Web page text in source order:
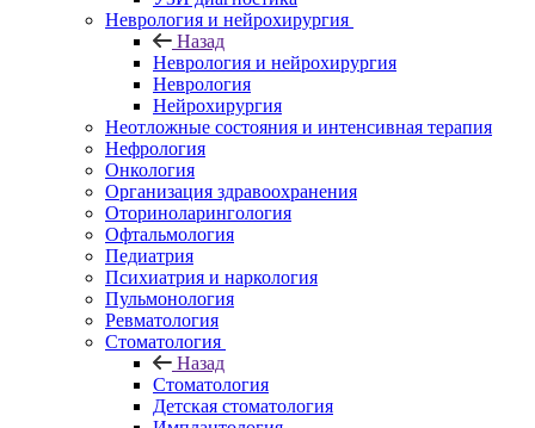
Неврология и нейрохирургия
Назад
Неврология и нейрохирургия
Неврология
Нейрохирургия
Неотложные состояния и интенсивная терапия
Нефрология
Онкология
Организация здравоохранения
Оториноларингология
Офтальмология
Педиатрия
Психиатрия и наркология
Пульмонология
Ревматология
Стоматология
Назад
Стоматология
Детская стоматология